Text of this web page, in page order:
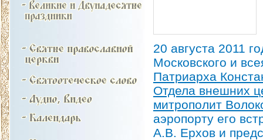
20 августа 2011
Московского и
Патриарха
Отдела внешних
митрополит
аэропорту его
А.В. Ерхов и